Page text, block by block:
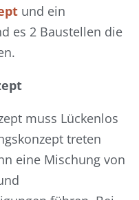
und ein
es 2 Baustellen die
muss Lückenlos
treten
eine Mischung von